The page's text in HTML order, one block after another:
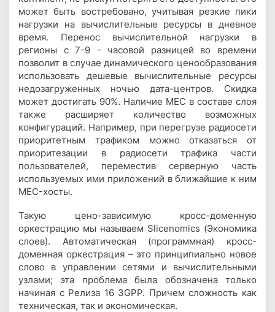
может быть востребовано, учитывая резкие пики
нагрузки на вычислительные ресурсы в дневное
время. Перенос вычислительной нагрузки в
регионы с 7-9 - часовой разницей во времени
позволит в случае динамического ценообразования
использовать дешевые вычислительные ресурсы
недозагруженных ночью дата-центров. Скидка
может достигать 90%. Наличие MEC в составе слоя
также расширяет количество возможных
конфигураций. Например, при перегрузе радиосети
приоритетным трафиком можно отказаться от
приоритезации в радиосети трафика части
пользователей, переместив серверную часть
используемых ими приложений в ближайшие к ним
MEC-хосты.
Такую цено-зависимую кросс-доменную
оркестрацию мы называем Slicenomics (Экономика
слоев). Автоматическая (программная) кросс-
доменная оркестрация – это принципиально новое
слово в управлении сетями и вычислительными
узлами; эта проблема была обозначена только
начиная с Релиза 16 3GPP. Причем сложность как
техническая, так и экономическая.